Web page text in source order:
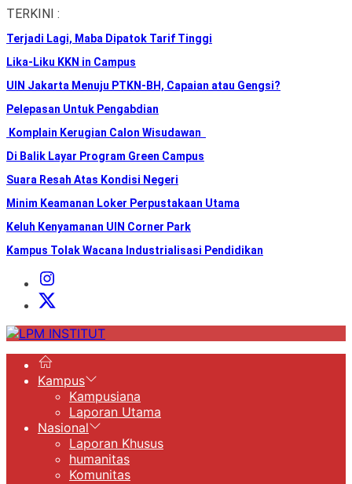
Skip
the
content
TERKINI :
Terjadi Lagi, Maba Dipatok Tarif Tinggi
Lika-Liku KKN in Campus
UIN Jakarta Menuju PTKN-BH, Capaian atau Gengsi?
Pelepasan Untuk Pengabdian
Komplain Kerugian Calon Wisudawan
Di Balik Layar Program Green Campus
Suara Resah Atas Kondisi Negeri
Minim Keamanan Loker Perpustakaan Utama
Keluh Kenyamanan UIN Corner Park
Kampus Tolak Wacana Industrialisasi Pendidikan
Instagram
Institut
X
LPM
Kampus
Kampusiana
Laporan Utama
Nasional
Laporan Khusus
humanitas
Komunitas